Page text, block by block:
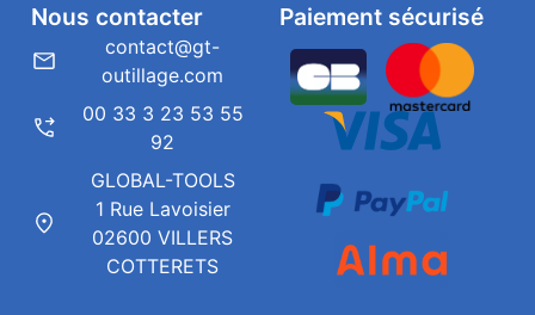
Paiement sécurisé
Nous contacter
contact@gt-
outillage.com
00 33 3 23 53 55
92
GLOBAL-TOOLS
1 Rue Lavoisier
02600 VILLERS
COTTERETS